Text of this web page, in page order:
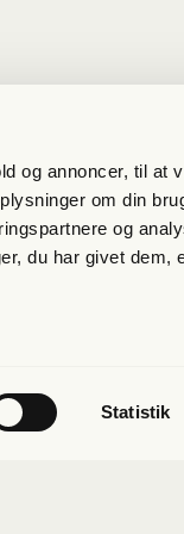
og annoncer, til at
om din
og
du har givet dem,
Statistik